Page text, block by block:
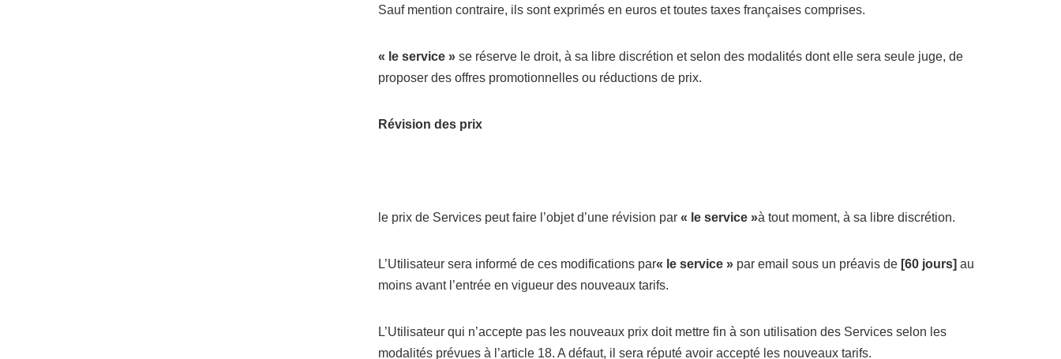
Sauf mention contraire, ils sont exprimés en euros et toutes taxes françaises comprises.
« le service »se réserve le droit, à sa libre discrétion et selon des modalités dont elle sera seule juge, de
proposer des offres promotionnelles ou réductions de prix.
Révision des prix
le prix de Services peut faire l’objet d’une révision par « le service »à tout moment, à sa libre discrétion.
L’Utilisateur sera informé de ces modifications par« le service »par email sous un préavis de [60 jours] au
moins avant l’entrée en vigueur des nouveaux tarifs.
L’Utilisateur qui n’accepte pas les nouveaux prix doit mettre fin à son utilisation des Services selon les
modalités prévues à l’article 18. A défaut, il sera réputé avoir accepté les nouveaux tarifs.